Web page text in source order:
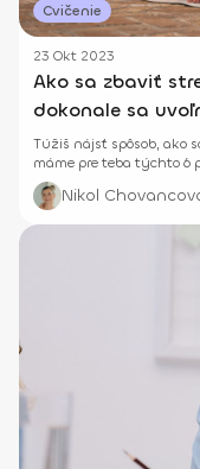
Cvičenie
23 Okt 2023
Ako sa zbaviť
dokonale sa
Túžiš nájsť spôsob, ako
máme pre teba týchto 6
ktorým zrelaxuješ a
Nikol